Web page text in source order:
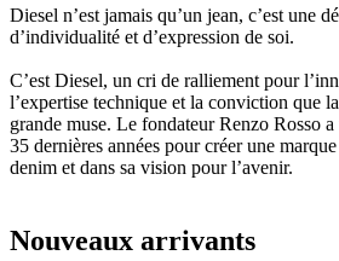
Diesel n’est jamais qu’un jean, c’est une
d’individualité et d’expression de soi.
C’est Diesel, un cri de ralliement pour
l’expertise technique et la conviction que
grande muse. Le fondateur Renzo Rosso
35 dernières années pour créer une
denim et dans sa vision pour l’avenir.
Nouveaux arrivants